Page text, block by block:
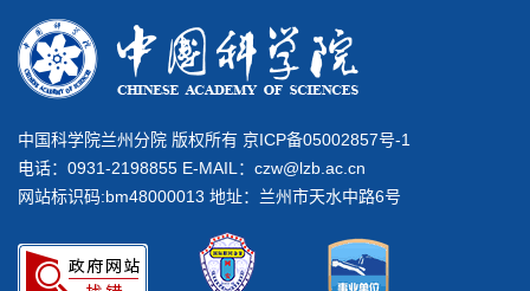
中国科学院兰州分院 版权所有 京ICP备05002857号-1
电话：0931-2198855 E-MAIL： czw@lzb.ac.cn
网站标识码:bm48000013 地址：兰州市天水中路6号